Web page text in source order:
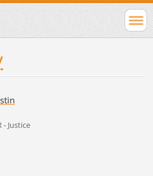
Justice